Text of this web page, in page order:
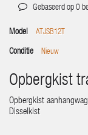
Gebaseerd op 0
Model ATJSB12T
Conditie Nieuw
Opbergkist
Opbergkist
Disselkist